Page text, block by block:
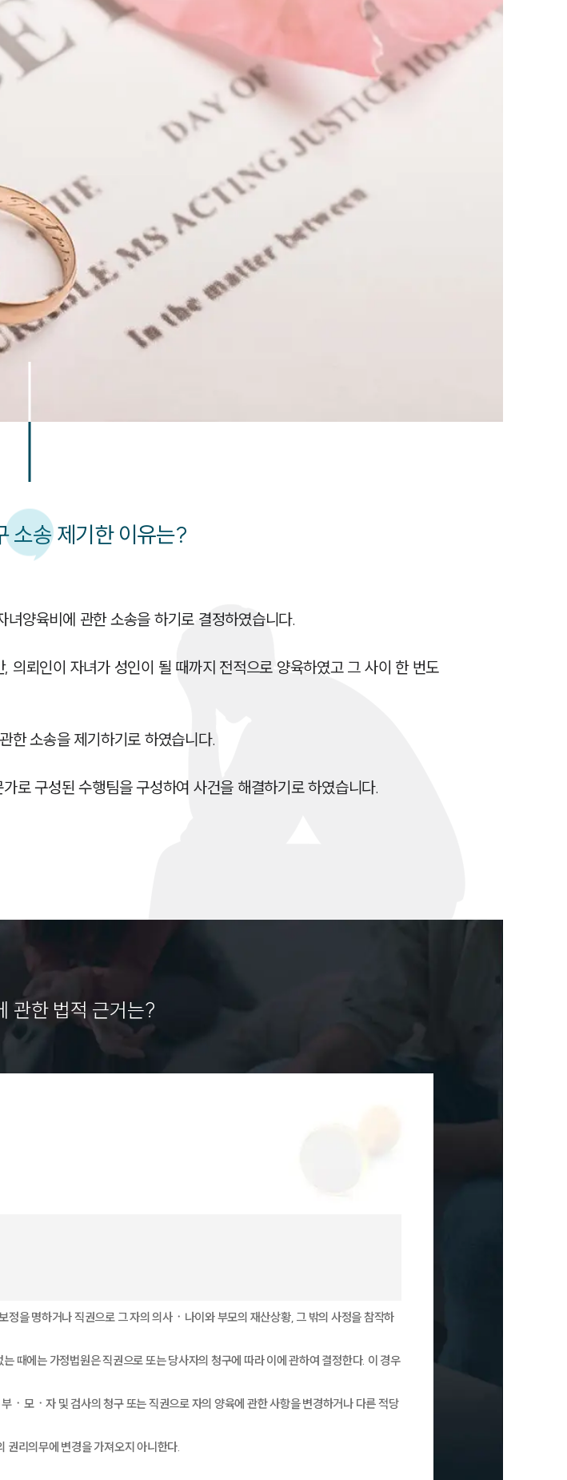
통합검색
AI대륜
업무사례
이혼 주요 업무사례
사례분석/최신동향
이혼 법률정보
법률지식인
이혼 양육비계산기
공지사항
세미나
소송 제기한 이유는?
양육비에 관한 소송을 하기로 결정하였습니다.
뢰인이 자녀가 성인이 될 때까지 전적으로 양육하였고 그 사이 한 번도
한 소송을 제기하기로 하였습니다.
로 구성된 수행팀을 구성하여 사건을 해결하기로 하였습니다.
관한 법적 근거는?
을 명하거나 직권으로 그 자의 의사ㆍ나이와 부모의 재산상황, 그 밖의 사정을 참작하
때에는 가정법원은 직권으로 또는 당사자의 청구에 따라 이에 관하여 결정한다. 이 경우
모ㆍ자 및 검사의 청구 또는 직권으로 자의 양육에 관한 사항을 변경하거나 다른 적당
리의무에 변경을 가져오지 아니한다.